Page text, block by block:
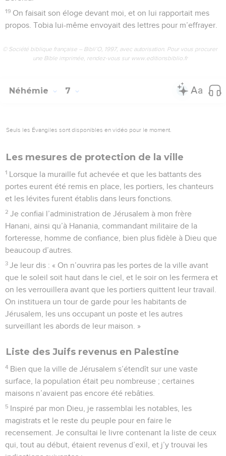
19 On faisait son éloge devant moi, et on lui rapportait mes
propos. Tobia lui-même envoyait des lettres pour m’effrayer.
© Société biblique française – Bibli’O, 1997, avec autorisation. Pour vous procurer
une Bible imprimée, rendez-vous sur www.editionsbiblio.fr
Néhémie 7
Seuls les Évangiles sont disponibles en vidéo pour le moment.
Les mesures de protection de la ville
1 Lorsque la muraille fut achevée et que les battants des
portes eurent été remis en place, les portiers, les chanteurs
et les lévites furent établis dans leurs fonctions.
2 Je confiai l’administration de Jérusalem à mon frère
Hanani, ainsi qu’à Hanania, commandant militaire de la
forteresse, homme de confiance, bien plus fidèle à Dieu que
beaucoup d’autres.
3 Je leur dis : « On n’ouvrira pas les portes de la ville avant
que le soleil soit haut dans le ciel, et le soir on les fermera et
on les verrouillera avant que les portiers quittent leur travail.
On instituera un tour de garde pour les habitants de
Jérusalem, les uns occupant un poste et les autres
surveillant les abords de leur maison. »
Liste des Juifs revenus en Palestine
4 Bien que la ville de Jérusalem s’étendît sur une vaste
surface, la population était peu nombreuse ; certaines
maisons n’avaient pas encore été rebâties.
5 Inspiré par mon Dieu, je rassemblai les notables, les
magistrats et le reste du peuple pour en faire le
recensement. Je consultai le livre contenant la liste de ceux
qui, tout au début, étaient revenus d’exil, et j’y trouvai les